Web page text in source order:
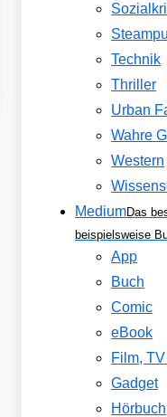
Technik
Thriller
Urban
Wahre
Western
MediumDas
beispielsweise
App
Buch
Comic
eBook
Film,
Gadget
Hörbuch